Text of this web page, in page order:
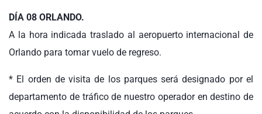
DÍA 08 ORLANDO.
A la hora indicada traslado al aeropuerto internacional de
Orlando para tomar vuelo de regreso.
* El orden de visita de los parques será designado por el
departamento de tráfico de nuestro operador en destino de